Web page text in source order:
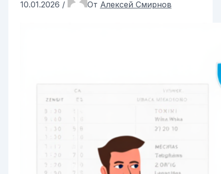
10.01.2026 / От Алексей Смирнов